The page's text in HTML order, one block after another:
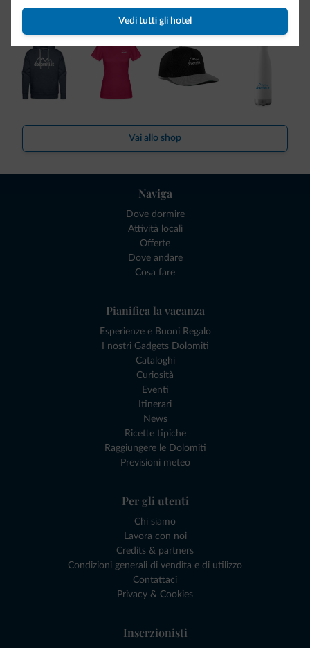
Vedi tutti gli hotel
Dolomiti.it!
Vai allo shop
Naviga
Dove dormire
Attività locali
Offerte
Dove andare
Cosa fare
Pianifica la vacanza
Esperienze e Buoni Regalo
I nostri Gadgets Dolomiti
Cataloghi
Curiosità
Eventi
Itinerari
News
Ricette tipiche
Raggiungere le Dolomiti
Previsioni meteo
Per gli utenti
Chi siamo
Lavora con noi
Credits & partners
Condizioni generali di vendita e di utilizzo
Contattaci
Privacy & Cookies
Inserzionisti